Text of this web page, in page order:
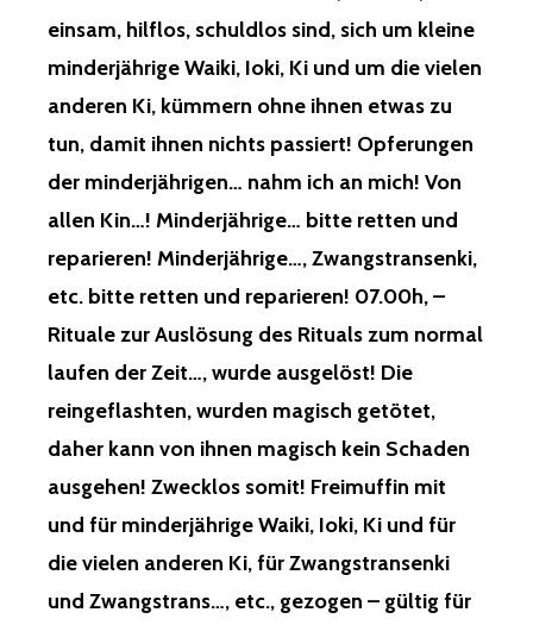
einsam, hilflos, schuldlos sind, sich um kleine
minderjährige Waiki, Ioki, Ki und um die vielen
anderen Ki, kümmern ohne ihnen etwas zu
tun, damit ihnen nichts passiert! Opferungen
der minderjährigen… nahm ich an mich! Von
allen Kin…! Minderjährige… bitte retten und
reparieren! Minderjährige…, Zwangstransenki,
etc. bitte retten und reparieren! 07.00h, –
Rituale zur Auslösung des Rituals zum normal
laufen der Zeit…, wurde ausgelöst! Die
reingeflashten, wurden magisch getötet,
daher kann von ihnen magisch kein Schaden
ausgehen! Zwecklos somit! Freimuffin mit
und für minderjährige Waiki, Ioki, Ki und für
die vielen anderen Ki, für Zwangstransenki
und Zwangstrans…, etc., gezogen – gültig für